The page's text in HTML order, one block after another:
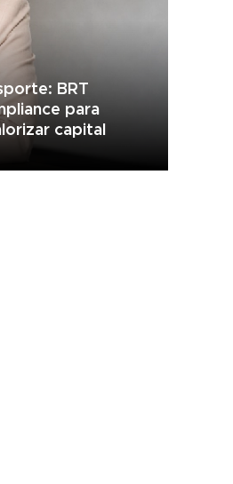
BRT
para
capital